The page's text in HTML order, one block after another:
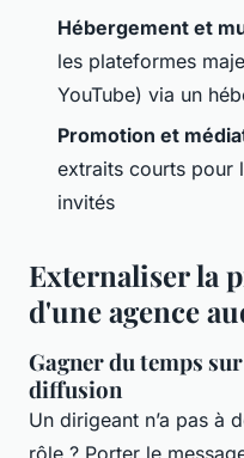
Hébergement et
les plateformes
YouTube) via un
Promotion et
extraits courts pour
invités
Externaliser la
d'une agence
Gagner du temps
diffusion
Un dirigeant n’a pas à